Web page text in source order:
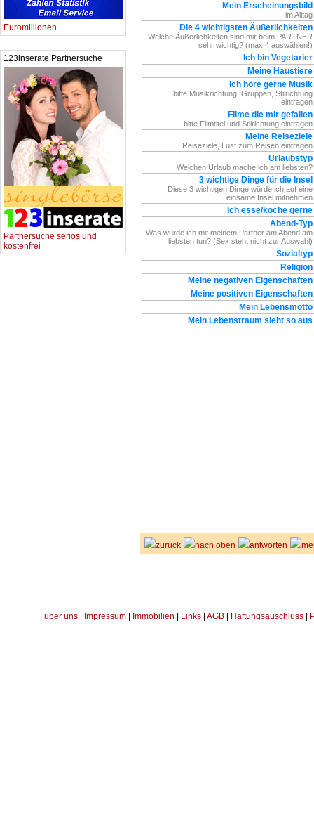
Euromillionen
123inserate Partnersuche
Partnersuche seriös und
kostenfrei
Mein Erscheinungsbild
im Alltag
Die 4 wichtigsten Äußerlichkeiten
Welche Äußerlichkeiten sind mir beim PARTNER
sehr wichtig? (max.4 auswählen!)
Ich bin Vegetarier
Meine Haustiere
Ich höre gerne Musik
bitte Musikrichtung, Gruppen, Stilrichtung
eintragen
Filme die mir gefallen
bitte Filmtitel und Stilrichtung eintragen
Meine Reiseziele
Reiseziele, Lust zum Reisen eintragen
Urlaubstyp
Welchen Urlaub mache ich am liebsten?
3 wichtige Dinge für die Insel
Diese 3 wichtigen Dinge würde ich auf eine
einsame Insel mitnehmen
Ich esse/koche gerne
Abend-Typ
Was würde ich mit meinem Partner am Abend am
liebsten tun? (Sex steht nicht zur Auswahl)
Sozialtyp
Religion
Meine negativen Eigenschaften
Meine positiven Eigenschaften
Mein Lebensmotto
Mein Lebenstraum sieht so aus
zurück nach oben antworten
über uns Impressum Immobilien Links AGB Haftungsauschluss